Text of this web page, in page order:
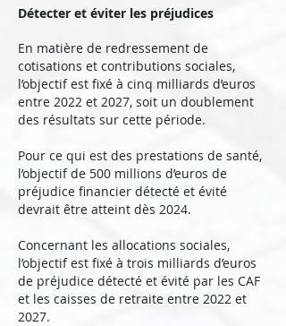
Détecter et éviter les préjudices
En matière de redressement de
cotisations et contributions sociales,
l’objectif est fixé à cinq milliards d’euros
entre 2022 et 2027, soit un doublement
des résultats sur cette période.
Pour ce qui est des prestations de santé,
l’objectif de 500 millions d’euros de
préjudice financier détecté et évité
devrait être atteint dès 2024.
Concernant les allocations sociales,
l’objectif est fixé à trois milliards d’euros
de préjudice détecté et évité par les CAF
et les caisses de retraite entre 2022 et
2027.